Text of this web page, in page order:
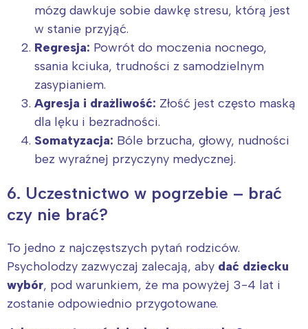
mózg dawkuje sobie dawkę stresu, którą jest
w stanie przyjąć.
Regresja: Powrót do moczenia nocnego,
ssania kciuka, trudności z samodzielnym
zasypianiem.
Agresja i drażliwość: Złość jest często maską
dla lęku i bezradności.
Somatyzacja: Bóle brzucha, głowy, nudności
bez wyraźnej przyczyny medycznej.
6. Uczestnictwo w pogrzebie – brać
czy nie brać?
To jedno z najczęstszych pytań rodziców.
Psycholodzy zazwyczaj zalecają, aby dać dziecku
wybór, pod warunkiem, że ma powyżej 3-4 lat i
zostanie odpowiednio przygotowane.
Interesują mnie wydarzenia z
tego regionu:
Warszawa
Łódź
Trójmiasto
Wrocław
Śląsk
Kraków
Wszystkie
Wybieram